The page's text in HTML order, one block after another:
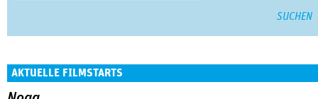
AKTUELLE FILMSTARTS